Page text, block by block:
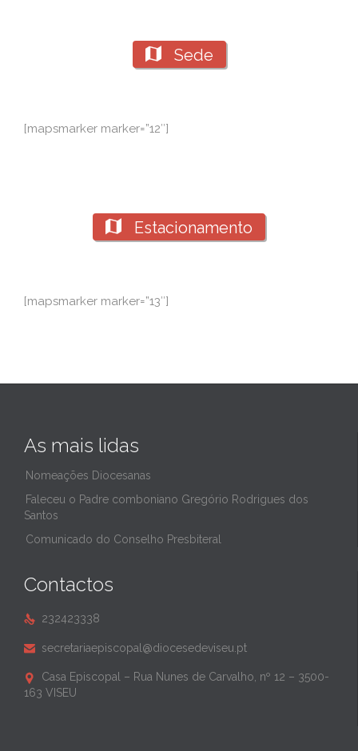
 Sede
[mapsmarker marker=”12″]
 Estacionamento
[mapsmarker marker=”13″]
As mais lidas
Nomeações Diocesanas
Faleceu o Padre comboniano Gregório Rodrigues dos
Santos
Comunicado do Conselho Presbiteral
Contactos
 232423338
 secretariaepiscopal@diocesedeviseu.pt

Casa Episcopal – Rua Nunes de Carvalho, nº 12 – 3500-
163 VISEU